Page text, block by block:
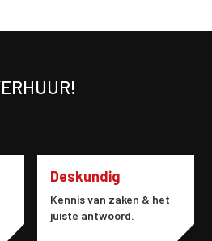
Deskundig
Kennis van zaken & het
juiste antwoord.